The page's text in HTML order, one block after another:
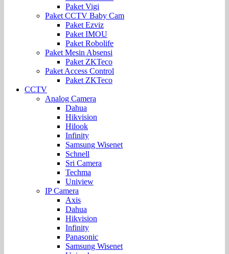
Paket Vigi
Paket CCTV Baby Cam
Paket Ezviz
Paket IMOU
Paket Robolife
Paket Mesin Absensi
Paket ZKTeco
Paket Access Control
Paket ZKTeco
CCTV
Analog Camera
Dahua
Hikvision
Hilook
Infinity
Samsung Wisenet
Schnell
Sri Camera
Techma
Uniview
IP Camera
Axis
Dahua
Hikvision
Infinity
Panasonic
Samsung Wisenet